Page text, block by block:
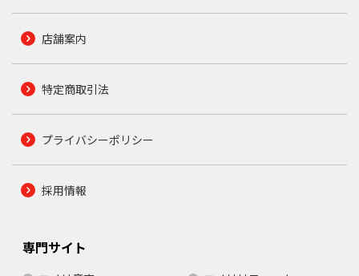
店舗案内
特定商取引法
プライバシーポリシー
採用情報
専門サイト